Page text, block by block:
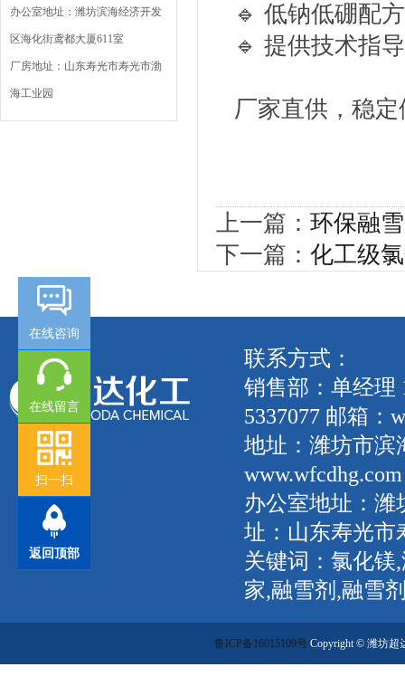
办公室地址：潍坊滨海经济开发
区海化街鸢都大厦611室
厂房地址：山东寿光市寿光市渤
海工业园
🔹 低钠低硼配
🔹 提供技术指
厂家直供，稳
上一篇： 环保融
下一篇： 化工级
联系方式：
销售部：单经理
5337077 邮箱：
地址：潍坊市滨
www.wfcdhg.com
办公室地址：潍
址：山东寿光市
关键词：氯化镁
家,融雪剂,融雪
鲁ICP备16015109号 Copyright © 潍坊
在线咨询
在线留言
扫一扫
返回顶部